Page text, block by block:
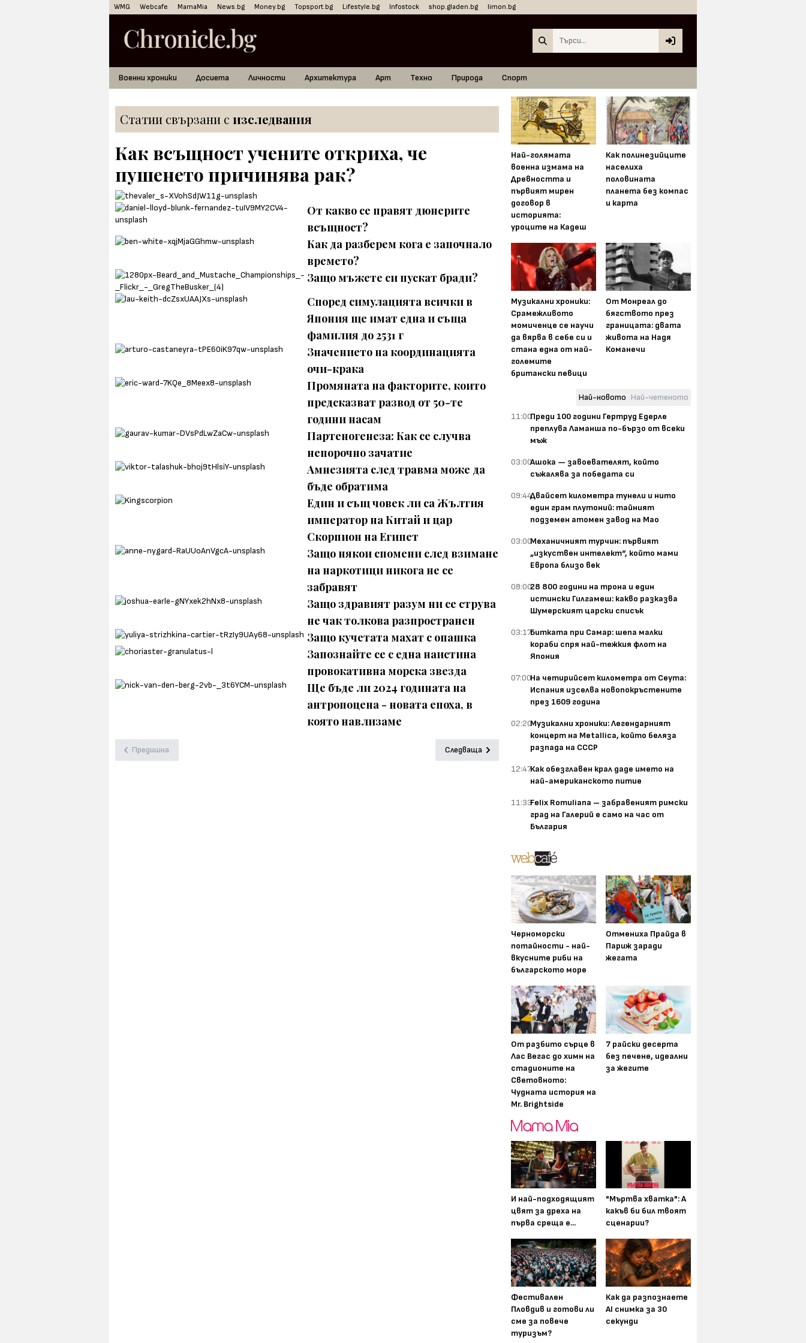
WMG Webcafe MamaMia News.bg Money.bg Topsport.bg Lifestyle.bg Infostock shop.gladen.bg limon.bg
Военни хроники Досиета Личности Архитектура Арт Техно Природа Спорт
Статии свързани с изследвания
Как всъщност учените откриха, че
пушенето причинява рак?
От какво се правят дюнерите
всъщност?
Как да разберем кога е започнало
времето?
Защо мъжете си пускат бради?
Според симулацията всички в
Япония ще имат една и съща
фамилия до 2531 г
Значението на координацията
очи-крака
Промяната на факторите, които
предсказват развод от 50-те
години насам
Партеногенеза: Как се случва
непорочно зачатие
Амнезията след травма може да
бъде обратима
Един и същ човек ли са Жълтия
император на Китай и цар
Скорпион на Египет
Защо някои спомени след взимане
на наркотици никога не се
забравят
Защо здравият разум ни се струва
не чак толкова разпространен
Защо кучетата махат с опашка
Запознайте се с една наистина
провокативна морска звезда
Ще бъде ли 2024 годината на
антропоцена - новата епоха, в
която навлизаме
Предишна Следваща
Най-голямата
военна измама на
Древността и
първият мирен
договор в
историята:
уроците на Кадеш
Как полинезийците
населиха
половината
планета без компас
и карта
Музикални хроники:
Срамежливото
момиченце се научи
да вярва в себе си и
стана една от най-
големите
британски певици
От Монреал до
бягството през
границата: двата
живота на Надя
Команечи
Най-новото Най-четеното
11:00Преди 100 години Гертруд Едерле
преплува Ламанша по-бързо от всеки
мъж
03:00Ашока — завоевателят, който
съжалява за победата си
09:44Двайсет километра тунели и нито
един грам плутоний: тайният
подземен атомен завод на Мао
03:00Механичният турчин: първият
„изкуствен интелект“, който мами
Европа близо век
08:0028 800 години на трона и един
истински Гилгамеш: какво разказва
Шумерският царски списък
03:17Битката при Самар: шепа малки
кораби спря най-тежкия флот на
Япония
07:00На четирийсет километра от Сеута:
Испания изселва новопокръстените
през 1609 година
02:20Музикални хроники: Легендарният
концерт на Metallica, който беляза
разпада на СССР
12:47Как обезглавен крал даде името на
най-американското питие
11:33Felix Romuliana – забравеният римски
град на Галерий е само на час от
България
Черноморски
потайности - най-
вкусните риби на
българското море
Отмениха Прайда в
Париж заради
жегата
От разбито сърце в
Лас Вегас до химн на
стадионите на
Световното:
Чудната история на
Mr. Brightside
7 райски десерта
без печене, идеални
за жегите
И най-подходящият
цвят за дреха на
първа среща е...
"Мъртва хватка": А
какъв би бил твоят
сценарии?
Фестивален
Пловдив и готови ли
сме за повече
туризъм?
Как да разпознаете
AI снимка за 30
секунди